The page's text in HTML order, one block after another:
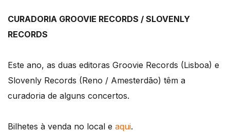
CURADORIA GROOVIE RECORDS / SLOVENLY
RECORDS
Este ano, as duas editoras Groovie Records (Lisboa) e
Slovenly Records (Reno / Amesterdão) têm a
curadoria de alguns concertos.
Bilhetes à venda no local e aqui.